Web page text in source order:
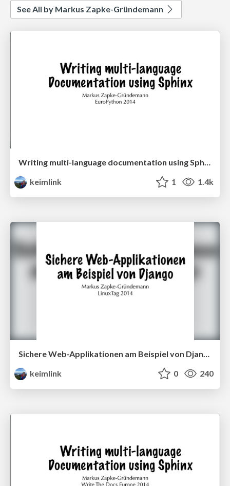
See All by Markus Zapke-Gründemann
Writing multi-language documentation using Sphinx
keimlink
1 1.4k
keimlink
0 240